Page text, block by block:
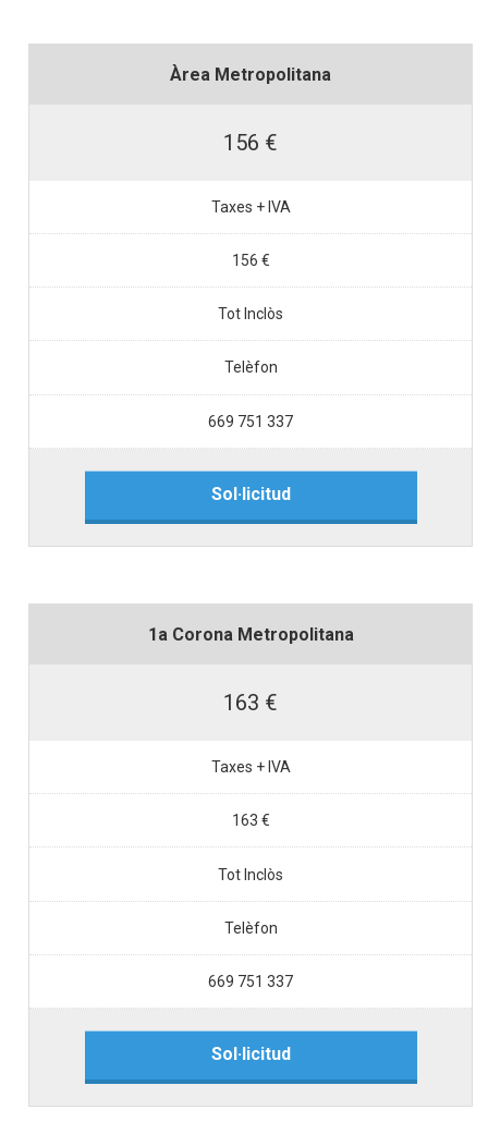
Àrea Metropolitana
156 €
Taxes + IVA
156 €
Tot Inclòs
Telèfon
669 751 337
Sol·licitud
1a Corona Metropolitana
163 €
Taxes + IVA
163 €
Tot Inclòs
Telèfon
669 751 337
Sol·licitud